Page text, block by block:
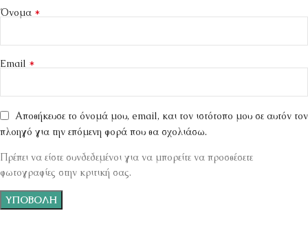
Όνομα *
Email *
Αποθήκευσε το όνομά μου, email, και τον ιστότοπο μου σε αυτόν τον
πλοηγό για την επόμενη φορά που θα σχολιάσω.
Πρέπει να είστε συνδεδεμένοι για να μπορείτε να προσθέσετε
φωτογραφίες στην κριτική σας.